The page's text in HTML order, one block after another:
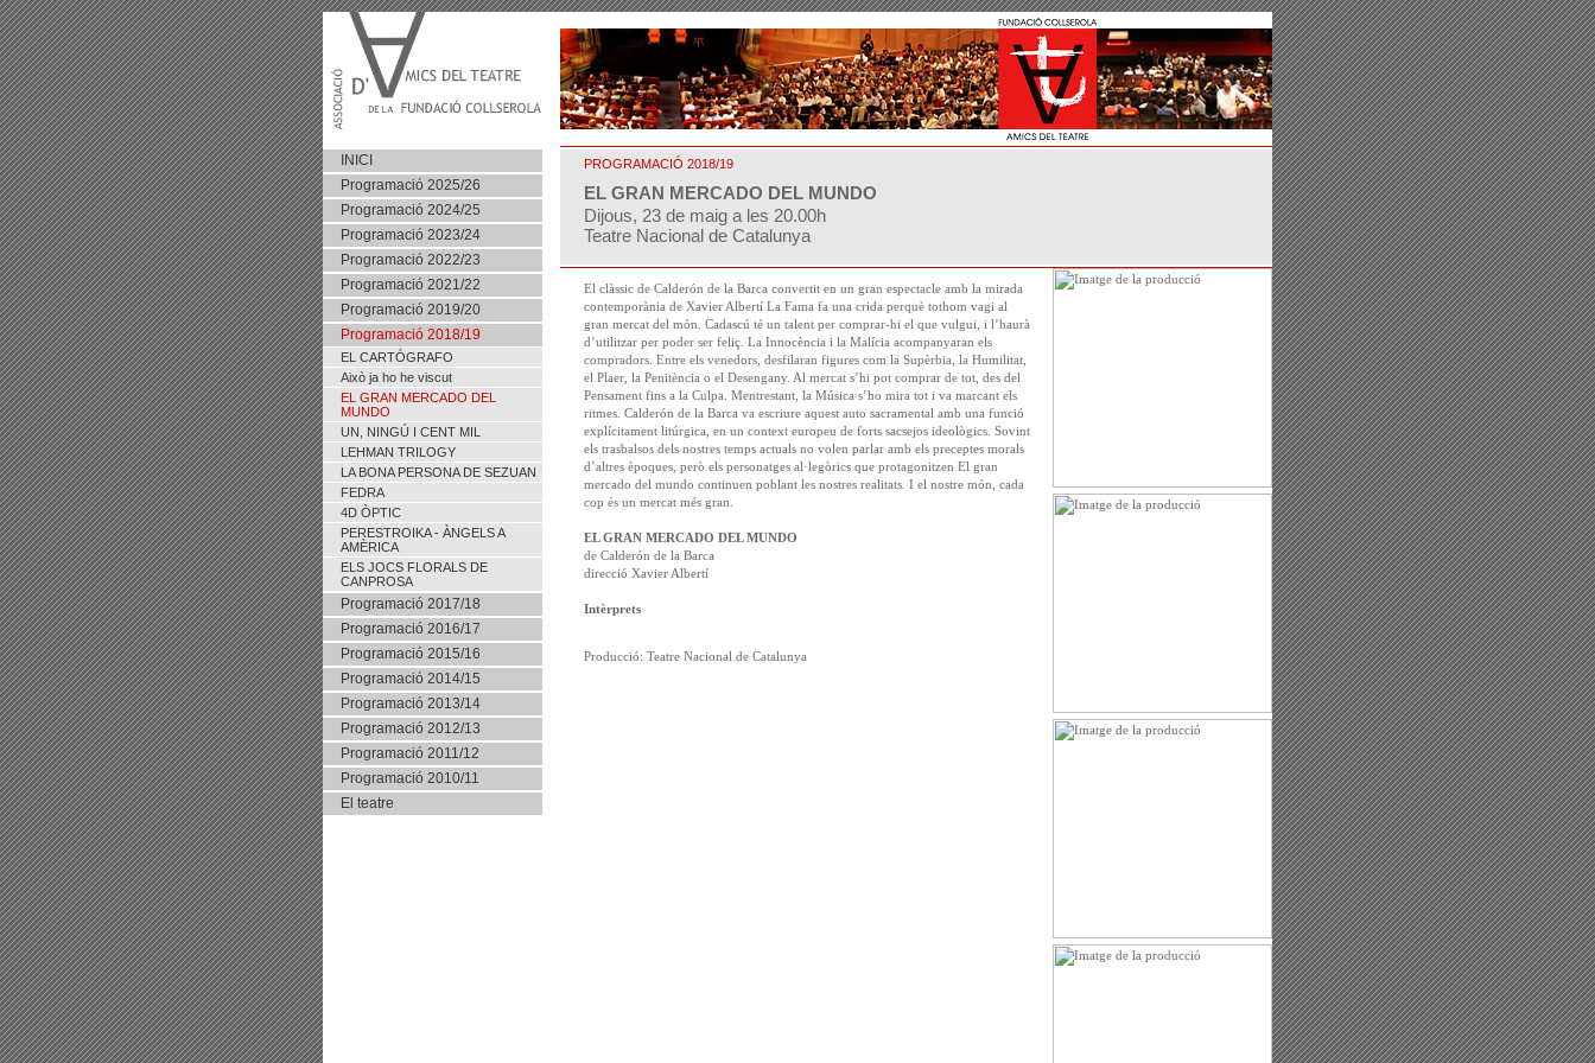
INICI
Programació 2025/26
Programació 2024/25
Programació 2023/24
Programació 2022/23
Programació 2021/22
Programació 2019/20
Programació 2018/19
EL CARTÓGRAFO
Això ja ho he viscut
EL GRAN MERCADO DEL
MUNDO
UN, NINGÚ I CENT MIL
LEHMAN TRILOGY
LA BONA PERSONA DE SEZUAN
FEDRA
4D ÒPTIC
PERESTROIKA - ÀNGELS A
AMÈRICA
ELS JOCS FLORALS DE
CANPROSA
Programació 2017/18
Programació 2016/17
Programació 2015/16
Programació 2014/15
Programació 2013/14
Programació 2012/13
Programació 2011/12
Programació 2010/11
El teatre
PROGRAMACIÓ 2018/19
EL GRAN MERCADO DEL MUNDO
Dijous, 23 de maig a les 20.00h
Teatre Nacional de Catalunya
El clàssic de Calderón de la Barca convertit en un gran espectacle amb la mirada
contemporània de Xavier Albertí La Fama fa una crida perquè tothom vagi al
gran mercat del món. Cadascú té un talent per comprar-hi el que vulgui, i l’haurà
d’utilitzar per poder ser feliç. La Innocència i la Malícia acompanyaran els
compradors. Entre els venedors, desfilaran figures com la Supèrbia, la Humilitat,
el Plaer, la Penitència o el Desengany. Al mercat s’hi pot comprar de tot, des del
Pensament fins a la Culpa. Mentrestant, la Música s’ho mira tot i va marcant els
ritmes. Calderón de la Barca va escriure aquest auto sacramental amb una funció
explícitament litúrgica, en un context europeu de forts sacsejos ideològics. Sovint
els trasbalsos dels nostres temps actuals no volen parlar amb els preceptes morals
d’altres èpoques, però els personatges al·legòrics que protagonitzen El gran
mercado del mundo continuen poblant les nostres realitats. I el nostre món, cada
cop és un mercat més gran.
EL GRAN MERCADO DEL MUNDO
de Calderón de la Barca
direcció Xavier Albertí
Intèrprets
Producció: Teatre Nacional de Catalunya